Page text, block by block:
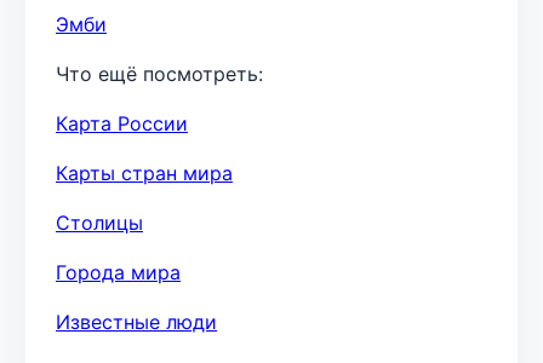
Эмби
Что ещё посмотреть:
Карта России
Карты стран мира
Столицы
Города мира
Известные люди